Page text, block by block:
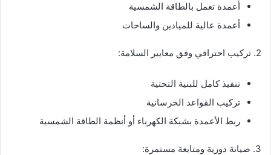
أعمدة تعمل بالطاقة الشمسية
أعمدة عالية للميادين والساحات
2. تركيب احترافي وفق معايير السلامة:
تنفيذ كامل للبنية التحتية
تركيب القواعد الخرسانية
ربط الأعمدة بشبكة الكهرباء أو أنظمة الطاقة الشمسية
3. صيانة دورية ومتابعة مستمرة: